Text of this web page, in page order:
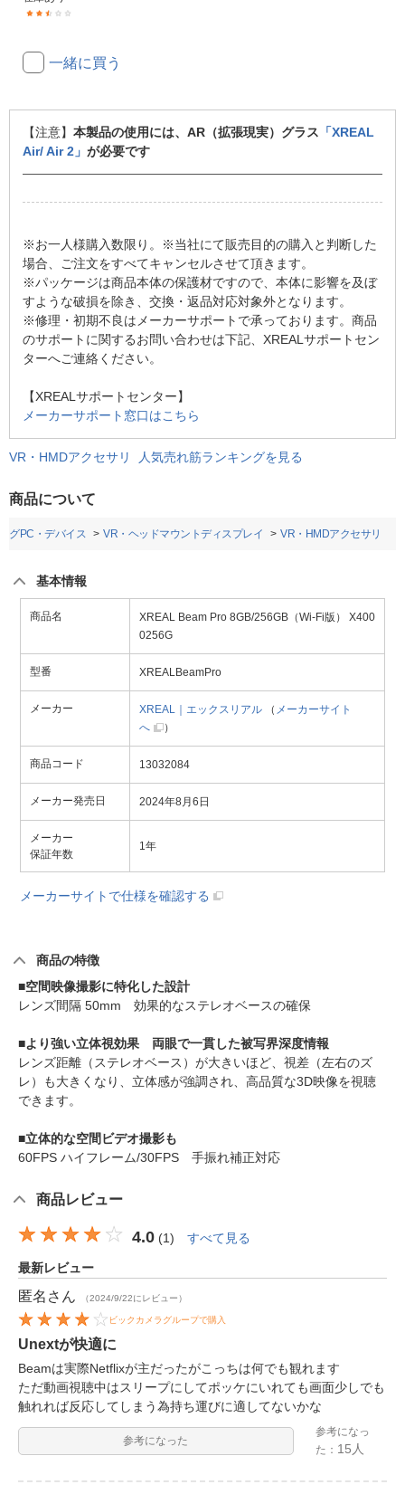
一緒に買う
【注意】 本製品の使用には、AR（拡張現実）グラス 「XREAL
Air/ Air 2」 が必要です
※お一人様購入数限り。※当社にて販売目的の購入と判断した
場合、ご注文をすべてキャンセルさせて頂きます。
※パッケージは商品本体の保護材ですので、本体に影響を及ぼ
すような破損を除き、交換・返品対応対象外となります。
※修理・初期不良はメーカーサポートで承っております。商品
のサポートに関するお問い合わせは下記、XREALサポートセン
ターへご連絡ください。
【XREALサポートセンター】
メーカーサポート窓口はこちら
VR・HMDアクセサリ 人気売れ筋ランキングを見る
商品について
グPC・デバイス VR・ヘッドマウントディスプレイ VR・HMDアクセサリ
基本情報
商品名
XREAL Beam Pro 8GB/256GB（Wi-Fi版） X400
0256G
型番 XREALBeamPro
メーカー XREAL｜エックスリアル （ メーカーサイト
へ
）
商品コード 13032084
メーカー発売日 2024年8月6日
メーカー
保証年数
1年
メーカーサイトで仕様を確認する
商品の特徴
■空間映像撮影に特化した設計
レンズ間隔 50mm 効果的なステレオベースの確保
■より強い立体視効果 両眼で一貫した被写界深度情報
レンズ距離（ステレオベース）が大きいほど、視差（左右のズ
レ）も大きくなり、立体感が強調され、高品質な3D映像を視聴
できます。
■立体的な空間ビデオ撮影も
60FPS ハイフレーム/30FPS 手振れ補正対応
商品レビュー
4.0 (1) すべて見る
最新レビュー
匿名 さん （2024/9/22にレビュー）
ビックカメラグループで購入
Unextが快適に
Beamは実際Netflixが主だったがこっちは何でも観れます
ただ動画視聴中はスリープにしてポッケにいれても画面少しでも
触れれば反応してしまう為持ち運びに適してないかな
参考になった
参考になっ
た： 15人